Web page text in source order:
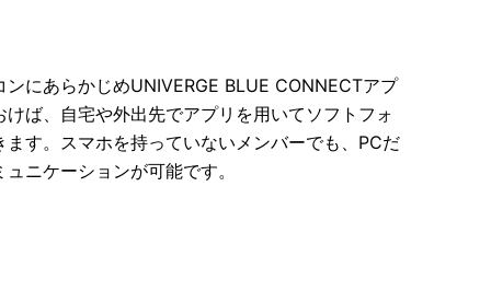
ンにあらかじめUNIVERGE BLUE CONNECTアプ
ば、自宅や外出先でアプリを用いてソフトフォ
す。スマホを持っていないメンバーでも、PCだ
ニケーションが可能です。